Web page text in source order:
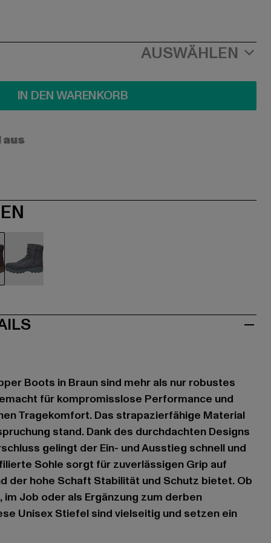
AUSWÄHLEN
IN DEN WARENKORB
Boots in Braun sind mehr als nur robustes
für kompromisslose Performance und
Tragekomfort. Das strapazierfähige Material
stand. Dank des durchdachten Designs
gelingt der Ein- und Ausstieg schnell und
Sohle sorgt für zuverlässigen Grip auf
der hohe Schaft Stabilität und Schutz bietet. Ob
Job oder als Ergänzung zum derben
Unisex Stiefel sind vielseitig und setzen ein